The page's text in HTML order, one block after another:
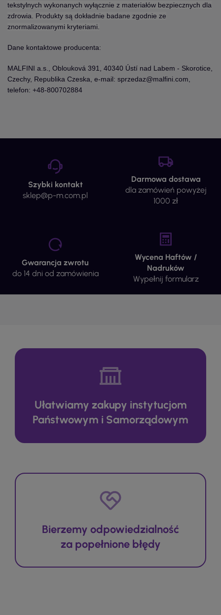
tekstylnych wykonanych wyłącznie z materiałów bezpiecznych dla
zdrowia. Produkty są dokładnie badane zgodnie ze
znormalizowanymi kryteriami.
Dane kontaktowe producenta:
MALFINI a.s., Oblouková 391, 40340 Ústí nad Labem - Skorotice,
Czechy, Republika Czeska, e-mail: sprzedaz@malfini.com,
telefon: +48-800702884
Szybki kontakt
sklep@p-m.com.pl
Darmowa dostawa
dla zamówień powyżej
1000 zł
Gwarancja zwrotu
do 14 dni od zamówienia
Wycena Haftów /
Nadruków
Wypełnij formularz
Ułatwiamy zakupy instytucjom
Państwowym i Samorządowym
Bierzemy odpowiedzialność
za popełnione błędy